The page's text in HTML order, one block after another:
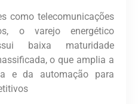
como telecomunicações
o varejo energético
baixa maturidade
o que amplia a
e da automação para